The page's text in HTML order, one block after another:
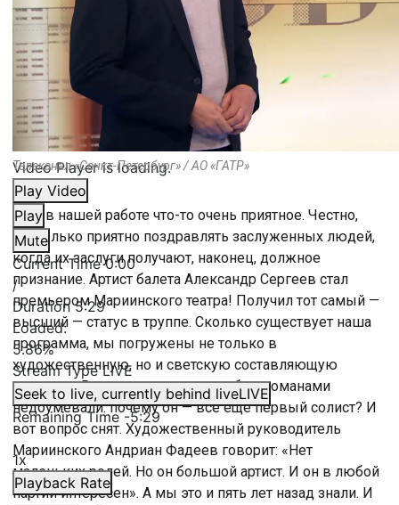
Video Player is loading.
Play Video
Play
Mute
Current Time0:00
/
Duration5:29
Loaded:
5.86%
Stream TypeLIVE
Seek to live, currently behind liveLIVE
Remaining Time-5:29
1x
Playback Rate
Телеканал «Санкт-Петербург» / АО «ГАТР»
Есть в нашей работе что-то очень приятное. Честно,
насколько приятно поздравлять заслуженных людей,
когда их заслуги получают, наконец, должное
признание. Артист балета Александр Сергеев стал
премьером Мариинского театра! Получил тот самый —
высший — статус в труппе. Сколько существует наша
программа, мы погружены не только в
художественную, но и светскую составляющую
процесса. Все эти годы вместе с балетоманами
недоумевали: почему он — все еще первый солист? И
вот вопрос снят. Художественный руководитель
Мариинского Андриан Фадеев говорит: «Нет
маленьких ролей. Но он большой артист. И он в любой
партии интересен». А мы это и пять лет назад знали. И